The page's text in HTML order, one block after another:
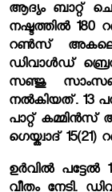
ആദ്യം ബാറ്റ്
നഷ്ടത്തില്‍
റണ്‍സ് അകലെ
ഡിവാള്‍ഡ്
സഞ്ജു
നല്‍കിയത്. 13
പാറ്റ് കമ്മിന്‍സ്
ഗെയ്ക്വാദ്
ഉര്‍വില്‍ പട്ടേല്‍